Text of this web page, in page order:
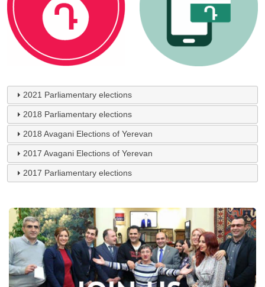
2021 Parliamentary elections
2018 Parliamentary elections
2018 Avagani Elections of Yerevan
2017 Avagani Elections of Yerevan
2017 Parliamentary elections